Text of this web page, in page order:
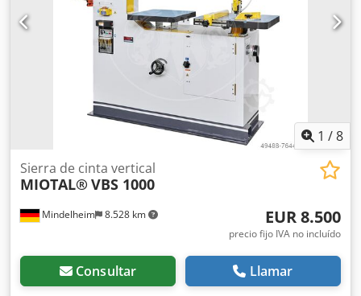
cortes rectos o el mecanizado de componentes de gran
formato, la BAUER 1000 V combina la máxima estabilidad
con la más alta precisión de corte y una calidad duradera.
1 /8
Mindelheim 8.528 km
Sierra de cinta vertical
MIOTAL® VBS 1000
EUR 8.500
precio fijo IVA no incluído
Consultar Llamar